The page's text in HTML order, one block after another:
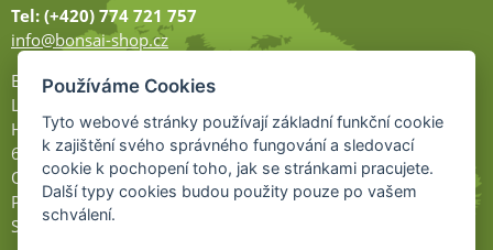
Tel: (+420) 774 721 757
info@bonsai-shop.cz
Bonsai-shop
Legionářů 2
Hodonín
695 01
Otevřeno:
Po-Pá 9-17
So 9-11:30
Používáme Cookies
Tyto webové stránky používají základní funkční cookie
k zajištění svého správného fungování a sledovací
cookie k pochopení toho, jak se stránkami pracujete.
Další typy cookies budou použity pouze po vašem
schválení.